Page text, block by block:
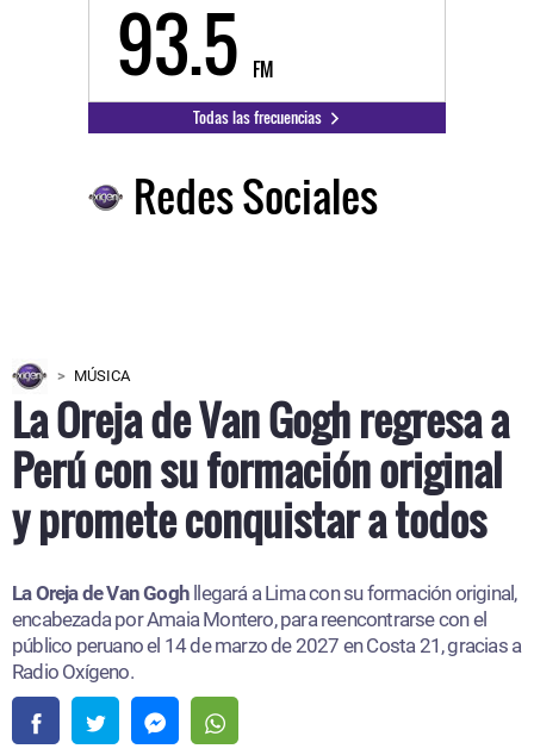
93.5 FM
Todas las frecuencias
Redes Sociales
MÚSICA
La Oreja de Van Gogh regresa a
Perú con su formación original
y promete conquistar a todos
La Oreja de Van Gogh llegará a Lima con su formación original,
encabezada por Amaia Montero, para reencontrarse con el
público peruano el 14 de marzo de 2027 en Costa 21, gracias a
Radio Oxígeno.